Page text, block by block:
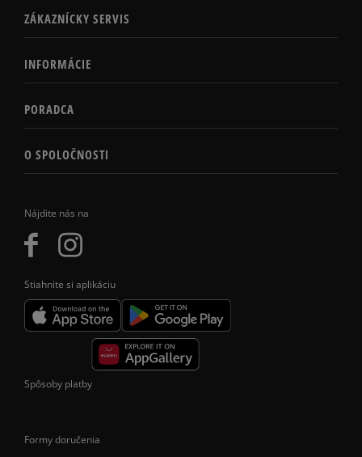
Nájdite nás na
Stiahnite si aplikáciu
ZÁKAZNÍCKY SERVIS
INFORMÁCIE
PORADCA
O SPOLOČNOSTI
Spôsoby platby
Formy doručenia